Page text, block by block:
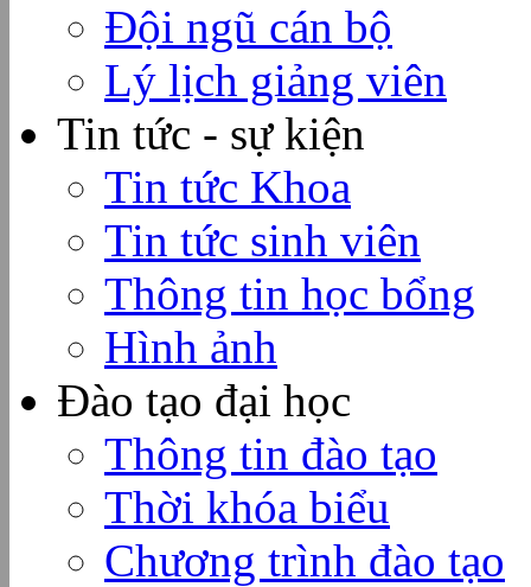
Đội ngũ cán bộ
Lý lịch giảng viên
Tin tức - sự kiện
Tin tức Khoa
Tin tức sinh viên
Thông tin học bổng
Hình ảnh
Đào tạo đại học
Thông tin đào tạo
Thời khóa biểu
Chương trình đào tạo